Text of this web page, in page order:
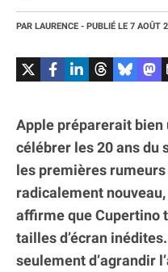
PAR LAURENCE - PUBLIÉ LE 7 AOÛT
Apple préparerait bien
célébrer les 20 ans du
les premières
radicalement
affirme que Cupertino
tailles d’écran
seulement d’agrandir